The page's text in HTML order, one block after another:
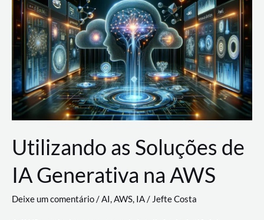
AWS
Utilizando as Soluções de
IA Generativa na AWS
Deixe um comentário/AI,AWS, IA/Jefte Costa